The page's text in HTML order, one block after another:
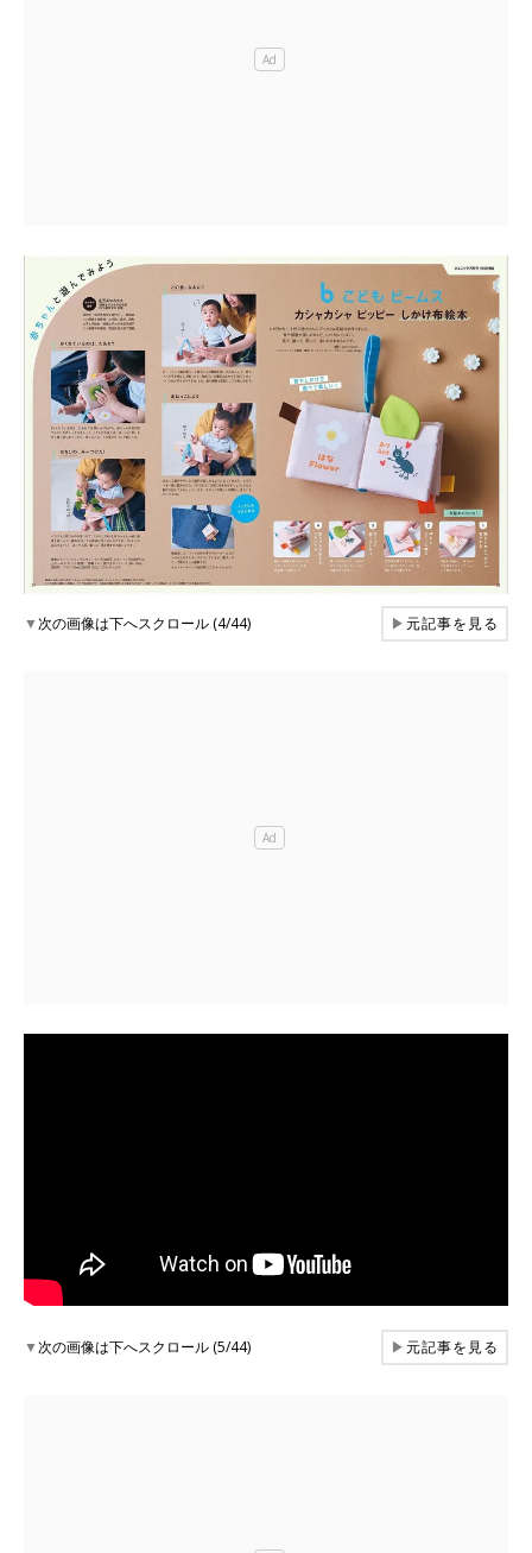
▼次の画像は下へスクロール (4/44) ▶元記事を見る
▼次の画像は下へスクロール (5/44) ▶元記事を見る